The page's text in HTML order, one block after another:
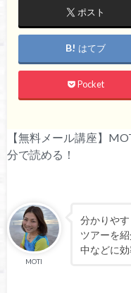
ポスト
はてブ
Pocket
【無料メール講座】
分で読める！
MOTI
分かりや
ツアーを
中などに